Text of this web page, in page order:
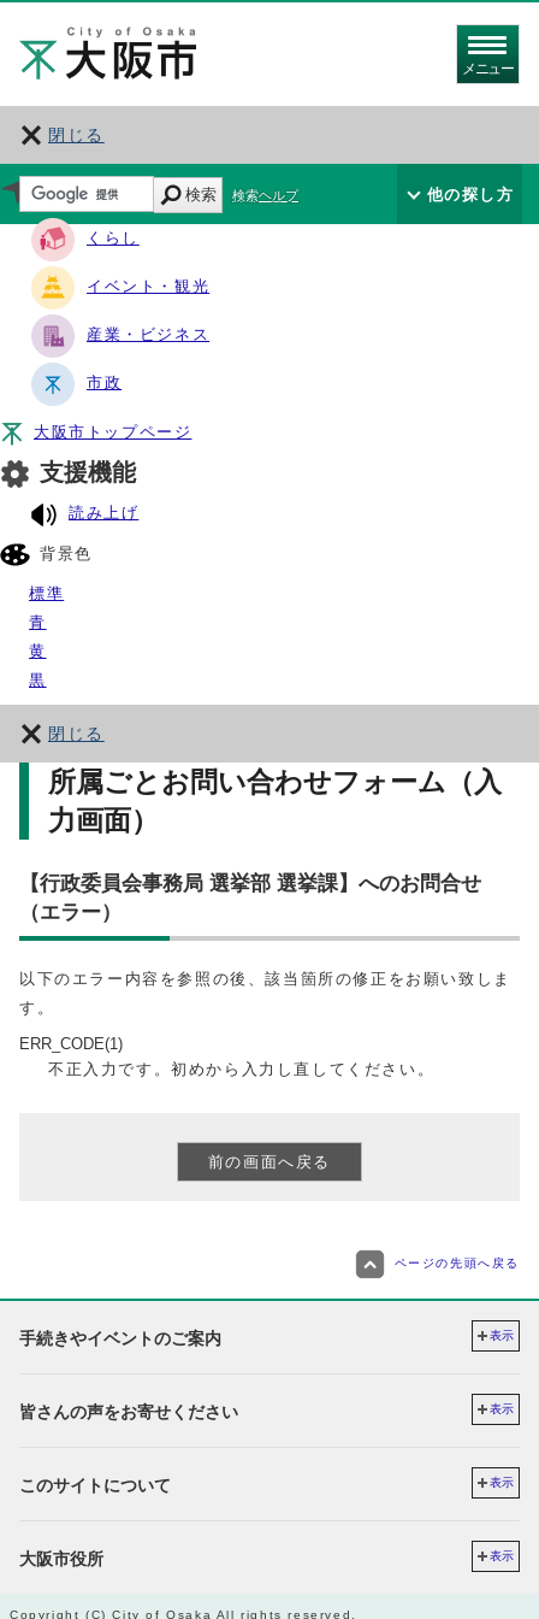
メニュー
閉じる
サイト・ナビ
くらし
イベント・観光
産業・ビジネス
市政
大阪市トップページ
支援機能
読み上げ
背景色
標準
青
黄
黒
閉じる
検索 検索ヘルプ 他の探し方
所属ごとお問い合わせフォーム（入
力画面）
【行政委員会事務局 選挙部 選挙課】へのお問合せ
（エラー）
以下のエラー内容を参照の後、該当箇所の修正をお願い致しま
す。
ERR_CODE(1)
不正入力です。初めから入力し直してください。
ページの先頭へ戻る
手続きやイベントのご案内 表示
皆さんの声をお寄せください 表示
このサイトについて 表示
大阪市役所 表示
Copyright (C) City of Osaka All rights reserved.